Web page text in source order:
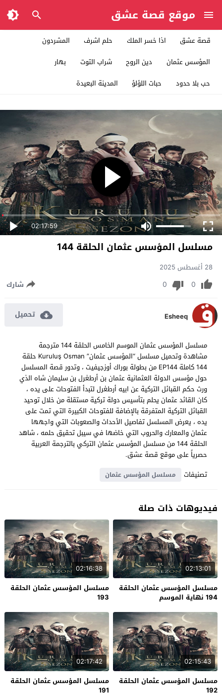
موقع قصة عشق
قصة عشق اذا خسر الملك حلم اشرف
المشردون
المؤسس عثمان
دين الروح شراب التوت
بهار
حب بلا حدود
حبات اللؤلؤ المدينة البعيدة
02:17:59
مسلسل المؤسس عثمان الحلقة 144
28 أغسطس 2025
0
0 شارك
Esheeq تحميل
مسلسل المؤسس عثمان الموسم الخامس الحلقة 144 مترجمة
مشاهدة وتحميل مسلسل “المؤسس عثمان” Kuruluş Osman حلقة
144 كاملة EP144 من بطولة بوراك أوزجيفيت ، وتدور قصة المسلسل
حول مؤسس الدولة العثمانية عثمان بن أرطغرل بن سليمان شاه الذي
ورث حكم القبائل التركية عن ابيه أرطغرل لتبدأ الفتوحات على يده ،
كان القائد عثمان يحلم بتأسيس دولة تركية مستقلة من خلال توحيد
القبائل التركية المتفرقة بالإضافة للفتوحات الكبيرة التي تمت على
يده ، يعرض المسلسل تفاصيل الأحداث والصعوبات التي واجهها
عثمان والمعارك والحروب التي خاضها في سيبل تحقيق حلمه ، شاهد
الحلقة 144 من مسلسل المؤسس عثمان التركي بالترجمة العربية
حصرياً على موقع قصة عشق.
تصنيفات
مسلسل المؤسس عثمان
فيديوهات ذات صلة
02:13:01
مسلسل المؤسس عثمان الحلقة
194 نهاية الموسم
02:16:38
مسلسل المؤسس عثمان الحلقة
193
02:15:43
مسلسل المؤسس عثمان الحلقة
192
02:17:42
مسلسل المؤسس عثمان الحلقة
191